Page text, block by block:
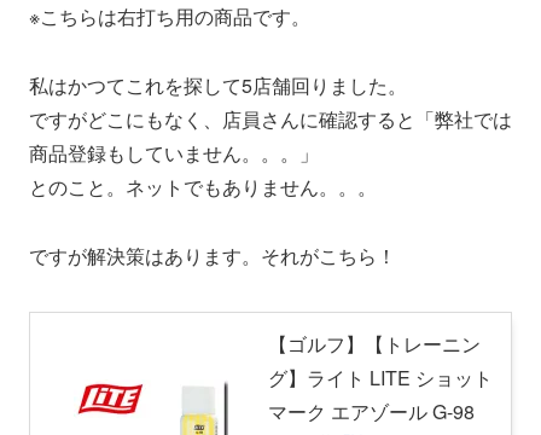
※こちらは右打ち用の商品です。
私はかつてこれを探して5店舗回りました。
ですがどこにもなく、店員さんに確認すると「弊社では
商品登録もしていません。。。」
とのこと。ネットでもありません。。。
ですが解決策はあります。それがこちら！
【ゴルフ】【トレーニン
グ】ライト LITE ショット
マーク エアゾール G-98